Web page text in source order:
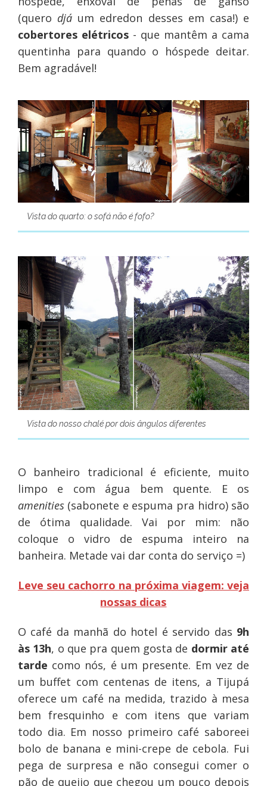
(quero djá um edredon desses em casa!) e
cobertores elétricos- que mantêm a cama
quentinha para quando o hóspede deitar.
Bem agradável!
Vista do quarto: o sofá não é fofo?
Vista do nosso chalé por dois ângulos diferentes
O banheiro tradicional é eficiente, muito
limpo e com água bem quente. E os
amenities(sabonete e espuma pra hidro) são
de ótima qualidade. Vai por mim: não
coloque o vidro de espuma inteiro na
banheira. Metade vai dar conta do serviço =)
Leve seu cachorro na próxima viagem: veja
nossas dicas
O café da manhã do hotel é servido das 9h
às 13h, o que pra quem gosta de dormir até
tarde como nós, é um presente. Em vez de
um buffet com centenas de itens, a Tijupá
oferece um café na medida, trazido à mesa
bem fresquinho e com itens que variam
todo dia. Em nosso primeiro café saboreei
bolo de banana e mini-crepe de cebola. Fui
pega de surpresa e não consegui comer o
pão de queijo que chegou um pouco depois